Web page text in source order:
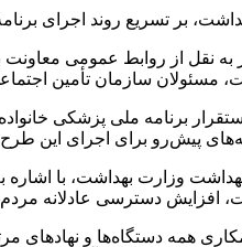
بر تسریع روند اجرای
نقل از روابط عمومی
مسئولان سازمان تأمین
برنامه ملی پزشکی
پیش‌رو برای اجرای این طرح
وزارت بهداشت، با اشاره
افزایش دسترسی عادلانه مردم
همه دستگاه‌ها و نهادهای